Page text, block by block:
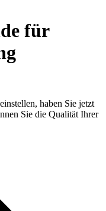
für
haben Sie jetzt
Sie die Qualität Ihrer